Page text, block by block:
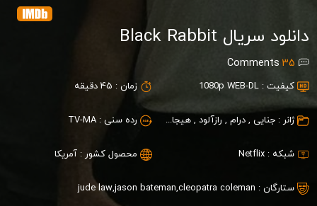
دانلود سریال Black Rabbit
35
Comments
کیفیت : 1080p WEB-DL زمان : 45 دقیقه
ژانر : جنایی ,درام , رازآلود ,هیجان انگیز رده سنی : TV-MA
شبکه : Netflix محصول کشور : آمریکا
ستارگان : jude law,jason bateman,cleopatra coleman